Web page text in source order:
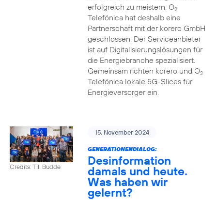
erfolgreich zu meistern. O2
Telefónica hat deshalb eine
Partnerschaft mit der korero GmbH
geschlossen. Der Serviceanbieter
ist auf Digitalisierungslösungen für
die Energiebranche spezialisiert.
Gemeinsam richten korero und O2
Telefónica lokale 5G-Slices für
Energieversorger ein.
Credits: Till Budde
15. November 2024
GENERATIONENDIALOG:
Desinformation
damals und heute.
Was haben wir
gelernt?